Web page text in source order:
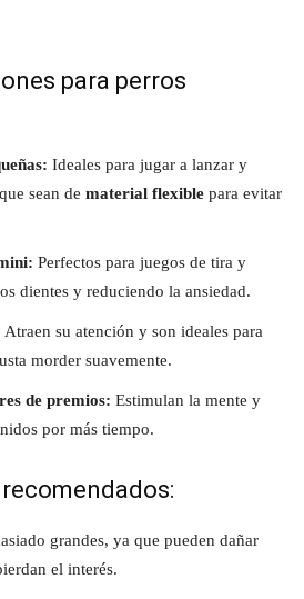
para perros
Ideales para jugar a lanzar y
sean de material flexible para evitar
Perfectos para juegos de tira y
dientes y reduciendo la ansiedad.
Atraen su atención y son ideales para
morder suavemente.
de premios: Estimulan la mente y
por más tiempo.
grandes, ya que pueden dañar
el interés.